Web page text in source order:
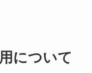
について